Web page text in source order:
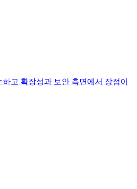
고 확장성과 보안 측면에서 장점이